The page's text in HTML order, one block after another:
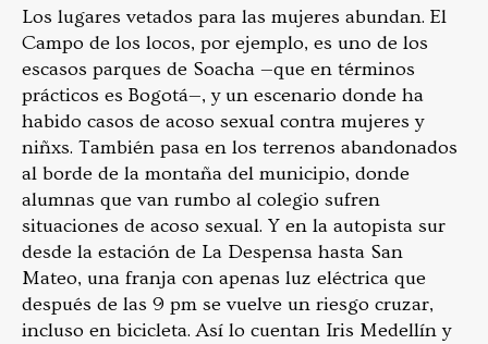
Los lugares vetados para las mujeres abundan. El
Campo de los locos, por ejemplo, es uno de los
escasos parques de Soacha —que en términos
prácticos es Bogotá—, y un escenario donde ha
habido casos de acoso sexual contra mujeres y
niñxs. También pasa en los terrenos abandonados
al borde de la montaña del municipio, donde
alumnas que van rumbo al colegio sufren
situaciones de acoso sexual. Y en la autopista sur
desde la estación de La Despensa hasta San
Mateo, una franja con apenas luz eléctrica que
después de las 9 pm se vuelve un riesgo cruzar,
incluso en bicicleta. Así lo cuentan Iris Medellín y